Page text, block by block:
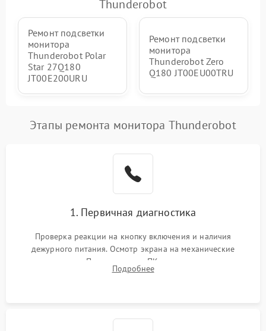
Неисправность системы
1000 ₽
Поломка системы защиты
от перенапряжения
1000 ₽ Подробнее →
Поломка системы защиты
Thunderobot
Ремонт подсветки
монитора
Thunderobot Polar
Star 27Q180
JT00E200URU
Ремонт подсветки
монитора
Thunderobot Zero
Q180 JT00EU00TRU
Этапы ремонта монитора Thunderobot
1. Первичная диагностика
Проверка реакции на кнопку включения и наличия
дежурного питания. Осмотр экрана на механические
повреждения. Подключение к ПК для оценки вывода
изображения, работы подсветки и выявления артефактов на
Подробнее